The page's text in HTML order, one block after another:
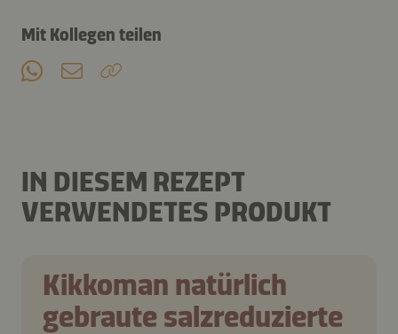
Mit Kollegen teilen
IN DIESEM REZEPT
VERWENDETES PRODUKT
Kikkoman natürlich
gebraute salzreduzierte